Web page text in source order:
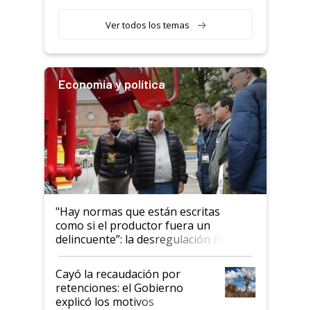
llamar la atención"
Ver todos los temas
Economía y política
"Hay normas que están escritas
como si el productor fuera un
delincuente”: la desregulación llegó
al Congreso Aapresid y hasta se
habló del financiamiento al IPCVA
Cayó la recaudación por
retenciones: el Gobierno
explicó los motivos